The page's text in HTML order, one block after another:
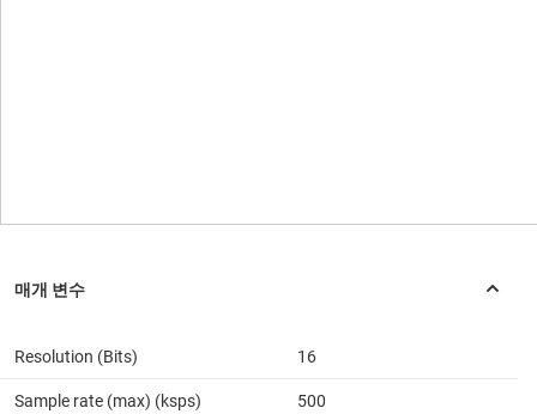
Resolution (Bits) 16
Sample rate (max) (ksps) 500